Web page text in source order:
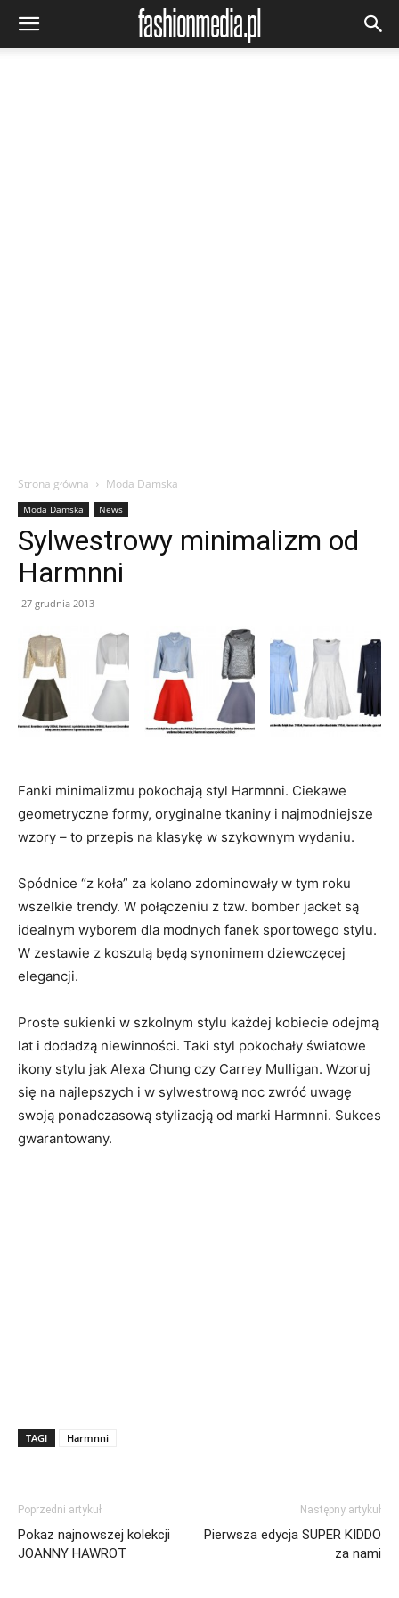
Strona główna Moda Damska
Moda Damska News
Sylwestrowy minimalizm od
Harmnni
27 grudnia 2013
Fanki minimalizmu pokochają styl Harmnni. Ciekawe
geometryczne formy, oryginalne tkaniny i najmodniejsze
wzory – to przepis na klasykę w szykownym wydaniu.
Spódnice “z koła” za kolano zdominowały w tym roku
wszelkie trendy. W połączeniu z tzw. bomber jacket są
idealnym wyborem dla modnych fanek sportowego stylu.
W zestawie z koszulą będą synonimem dziewczęcej
elegancji.
Proste sukienki w szkolnym stylu każdej kobiecie odejmą
lat i dodadzą niewinności. Taki styl pokochały światowe
ikony stylu jak Alexa Chung czy Carrey Mulligan. Wzoruj
się na najlepszych i w sylwestrową noc zwróć uwagę
swoją ponadczasową stylizacją od marki Harmnni. Sukces
gwarantowany.
TAGI Harmnni
Poprzedni artykuł
Pokaz najnowszej kolekcji
JOANNY HAWROT
Następny artykuł
Pierwsza edycja SUPER KIDDO
za nami